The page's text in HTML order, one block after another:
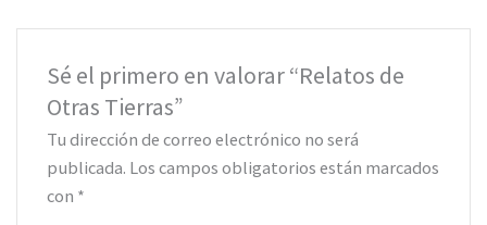
Sé el primero en valorar “Relatos de
Otras Tierras”
Tu dirección de correo electrónico no será
publicada. Los campos obligatorios están marcados
con *